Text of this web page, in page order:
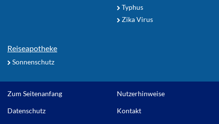
Typhus
Zika Virus
Reiseapotheke
Sonnenschutz
Zum Seitenanfang Nutzerhinweise
Datenschutz Kontakt